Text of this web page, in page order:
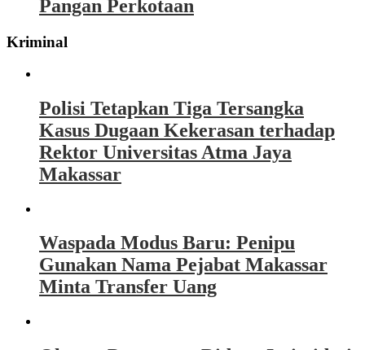
Pangan Perkotaan
Kriminal
Polisi Tetapkan Tiga Tersangka
Kasus Dugaan Kekerasan terhadap
Rektor Universitas Atma Jaya
Makassar
Waspada Modus Baru: Penipu
Gunakan Nama Pejabat Makassar
Minta Transfer Uang